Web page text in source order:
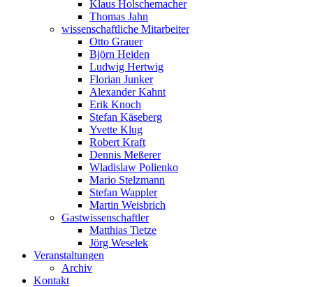
Klaus Holschemacher
Thomas Jahn
wissenschaftliche Mitarbeiter
Otto Grauer
Björn Heiden
Ludwig Hertwig
Florian Junker
Alexander Kahnt
Erik Knoch
Stefan Käseberg
Yvette Klug
Robert Kraft
Dennis Meßerer
Wladislaw Polienko
Mario Stelzmann
Stefan Wappler
Martin Weisbrich
Gastwissenschaftler
Matthias Tietze
Jörg Weselek
Veranstaltungen
Archiv
Kontakt